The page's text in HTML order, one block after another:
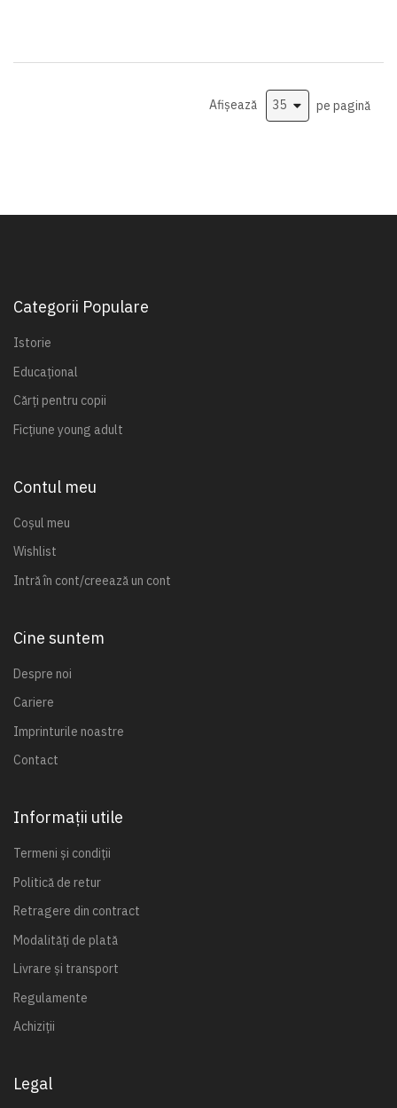
Afișează pe pagină
Categorii Populare
Istorie
Educațional
Cărți pentru copii
Ficțiune young adult
Contul meu
Coșul meu
Wishlist
Intră în cont/creează un cont
Cine suntem
Despre noi
Cariere
Imprinturile noastre
Contact
Informații utile
Termeni și condiții
Politică de retur
Retragere din contract
Modalități de plată
Livrare și transport
Regulamente
Achiziții
Legal